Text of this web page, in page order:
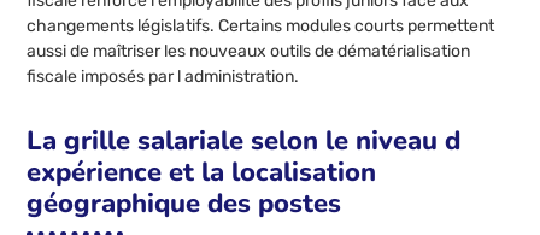
changements législatifs. Certains modules courts permettent
aussi de maîtriser les nouveaux outils de dématérialisation
fiscale imposés par l administration.
La grille salariale selon le niveau d
expérience et la localisation
géographique des postes